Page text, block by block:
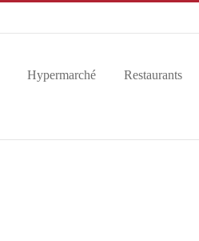
Hypermarché Restaurants